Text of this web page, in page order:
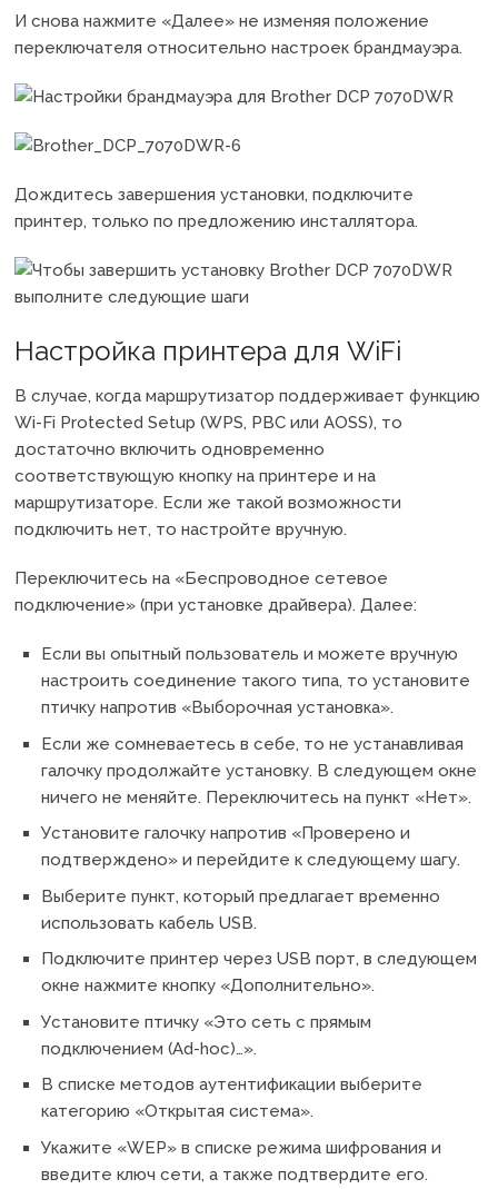
И снова нажмите «Далее» не изменяя положение
переключателя относительно настроек брандмауэра.
Дождитесь завершения установки, подключите
принтер, только по предложению инсталлятора.
Настройка принтера для WiFi
В случае, когда маршрутизатор поддерживает функцию
Wi-Fi Protected Setup (WPS, PBC или AOSS), то
достаточно включить одновременно
соответствующую кнопку на принтере и на
маршрутизаторе. Если же такой возможности
подключить нет, то настройте вручную.
Переключитесь на «Беспроводное сетевое
подключение» (при установке драйвера). Далее:
Если вы опытный пользователь и можете вручную
настроить соединение такого типа, то установите
птичку напротив «Выборочная установка».
Если же сомневаетесь в себе, то не устанавливая
галочку продолжайте установку. В следующем окне
ничего не меняйте. Переключитесь на пункт «Нет».
Установите галочку напротив «Проверено и
подтверждено» и перейдите к следующему шагу.
Выберите пункт, который предлагает временно
использовать кабель USB.
Подключите принтер через USB порт, в следующем
окне нажмите кнопку «Дополнительно».
Установите птичку «Это сеть с прямым
подключением (Ad-hoc)…».
В списке методов аутентификации выберите
категорию «Открытая система».
Укажите «WEP» в списке режима шифрования и
введите ключ сети, а также подтвердите его.